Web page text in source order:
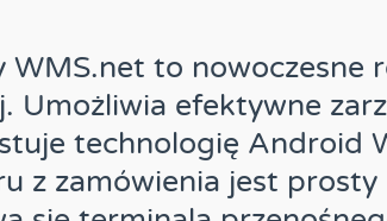
to nowoczesne
Umożliwia efektywne
technologię Android
z zamówienia jest